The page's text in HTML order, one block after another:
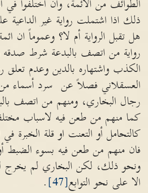
الطوائف من الائمة، وان اختلفوا
ذلك اذا اشتملت رواية غير الداعية
هل تقبل الرواية أم لا؟ وعموماً ان
رواية من اتصف بالبدعة شرط
الكذب واشتهاره بالدين وعدم تعلق
العسقلاني فصلاً عن سرد أسماء
رجال البخاري، ومنهم من اتصف
كما منهم من طعن فيه لاسباب
كالتحامل أو التعنت او قلة
فان منهم من طعن فيه بسوء الضبط
ونحو ذلك، لكن البخاري لم يخرج
الا على نحو التوابع[47]
.